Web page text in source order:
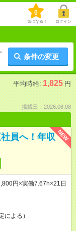
0
気になる！ ログイン
条件の変更
平均時給: 1,825 円
掲載日：2026.08.08
NEW
員へ！年収
円×実働7.67h×21日
による）